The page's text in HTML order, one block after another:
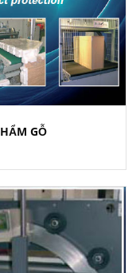
GỖ